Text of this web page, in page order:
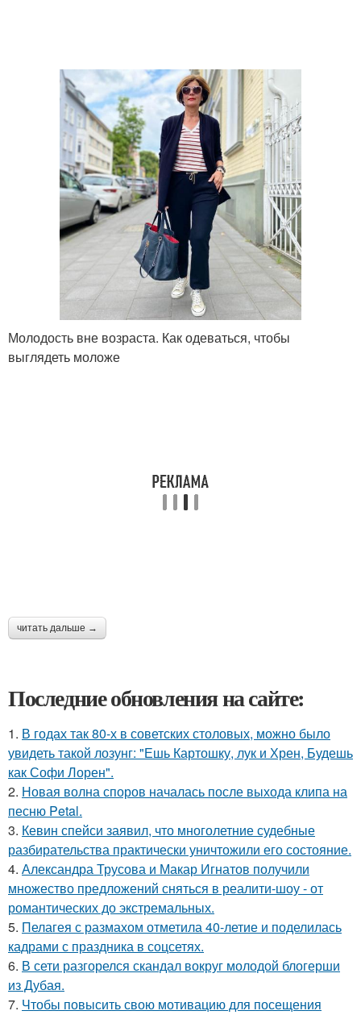
Молодость вне возраста. Как одеваться, чтобы
выглядеть моложе
читать дальше →
Последние обновления на сайте:
1. В годах так 80-х в советских столовых, можно было
увидеть такой лозунг: "Ешь Картошку, лук и Хрен, Будешь
как Софи Лорен".
2. Новая волна споров началась после выхода клипа на
песню Petal.
3. Кевин спейси заявил, что многолетние судебные
разбирательства практически уничтожили его состояние.
4. Александра Трусова и Макар Игнатов получили
множество предложений сняться в реалити-шоу - от
романтических до экстремальных.
5. Пелагея с размахом отметила 40-летие и поделилась
кадрами с праздника в соцсетях.
6. В сети разгорелся скандал вокруг молодой блогерши
из Дубая.
7. Чтобы повысить свою мотивацию для посещения